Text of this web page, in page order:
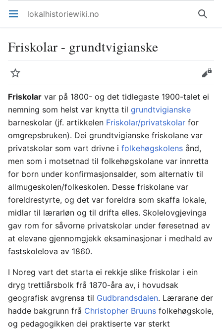
Åpne hovedmenyen lokalhistoriewiki.no Søk
Friskolar - grundtvigianske
Overvåk
Rediger
Friskolar var på 1800- og det tidlegaste 1900-talet ei
nemning som helst var knytta til grundtvigianske
barneskolar (jf. artikkelen Friskolar/privatskolar for
omgrepsbruken). Dei grundtvigianske friskolane var
privatskolar som vart drivne i folkehøgskolens ånd,
men som i motsetnad til folkehøgskolane var innretta
for born under konfirmasjonsalder, som alternativ til
allmugeskolen/folkeskolen. Desse friskolane var
foreldrestyrte, og det var foreldra som skaffa lokale,
midlar til lærarløn og til drifta elles. Skolelovgjevinga
gav rom for såvorne privatskolar under føresetnad av
at elevane gjennomgjekk eksaminasjonar i medhald av
fastskolelova av 1860.
I Noreg vart det starta ei rekkje slike friskolar i ein
dryg trettiårsbolk frå 1870-åra av, i hovudsak
geografisk avgrensa til Gudbrandsdalen. Lærarane der
hadde bakgrunn frå Christopher Bruuns folkehøgskole,
og pedagogikken dei praktiserte var sterkt